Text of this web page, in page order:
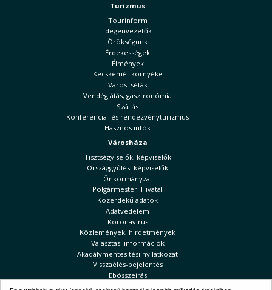
Turizmus
Tourinform
Idegenvezetők
Örökségünk
Érdekességek
Élmények
Kecskemét környéke
Városi séták
Vendéglátás, gasztronómia
Szállás
Konferencia- és rendezvényturizmus
Hasznos infók
Városháza
Tisztségviselők, képviselők
Országgyűlési képviselők
Önkormányzat
Polgármesteri Hivatal
Közérdekű adatok
Adatvédelem
Koronavírus
Közlemények, hirdetmények
Választási információk
Akadálymentesítési nyilatkozat
Visszaélés-bejelentés
Ebösszeírás